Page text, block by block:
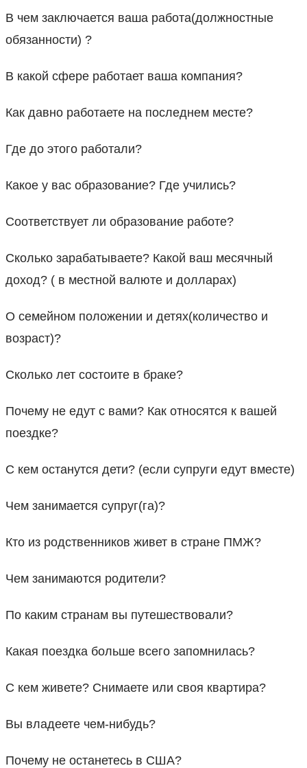
В чем заключается ваша работа(должностные
обязанности) ?
В какой сфере работает ваша компания?
Как давно работаете на последнем месте?
Где до этого работали?
Какое у вас образование? Где учились?
Соответствует ли образование работе?
Сколько зарабатываете? Какой ваш месячный
доход? ( в местной валюте и долларах)
О семейном положении и детях(количество и
возраст)?
Сколько лет состоите в браке?
Почему не едут с вами? Как относятся к вашей
поездке?
С кем останутся дети? (если супруги едут вместе)
Чем занимается супруг(га)?
Кто из родственников живет в стране ПМЖ?
Чем занимаются родители?
По каким странам вы путешествовали?
Какая поездка больше всего запомнилась?
С кем живете? Снимаете или своя квартира?
Вы владеете чем-нибудь?
Почему не останетесь в США?